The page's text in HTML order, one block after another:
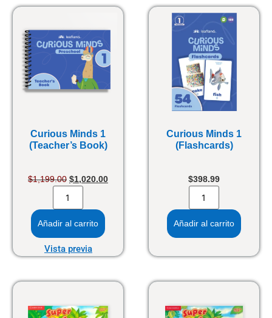
Curious Minds 1
(Teacher’s Book)
Vista previa
$1,199.00 $1,020.00
Añadir al carrito
Curious Minds 1
(Flashcards)
$398.99
Añadir al carrito